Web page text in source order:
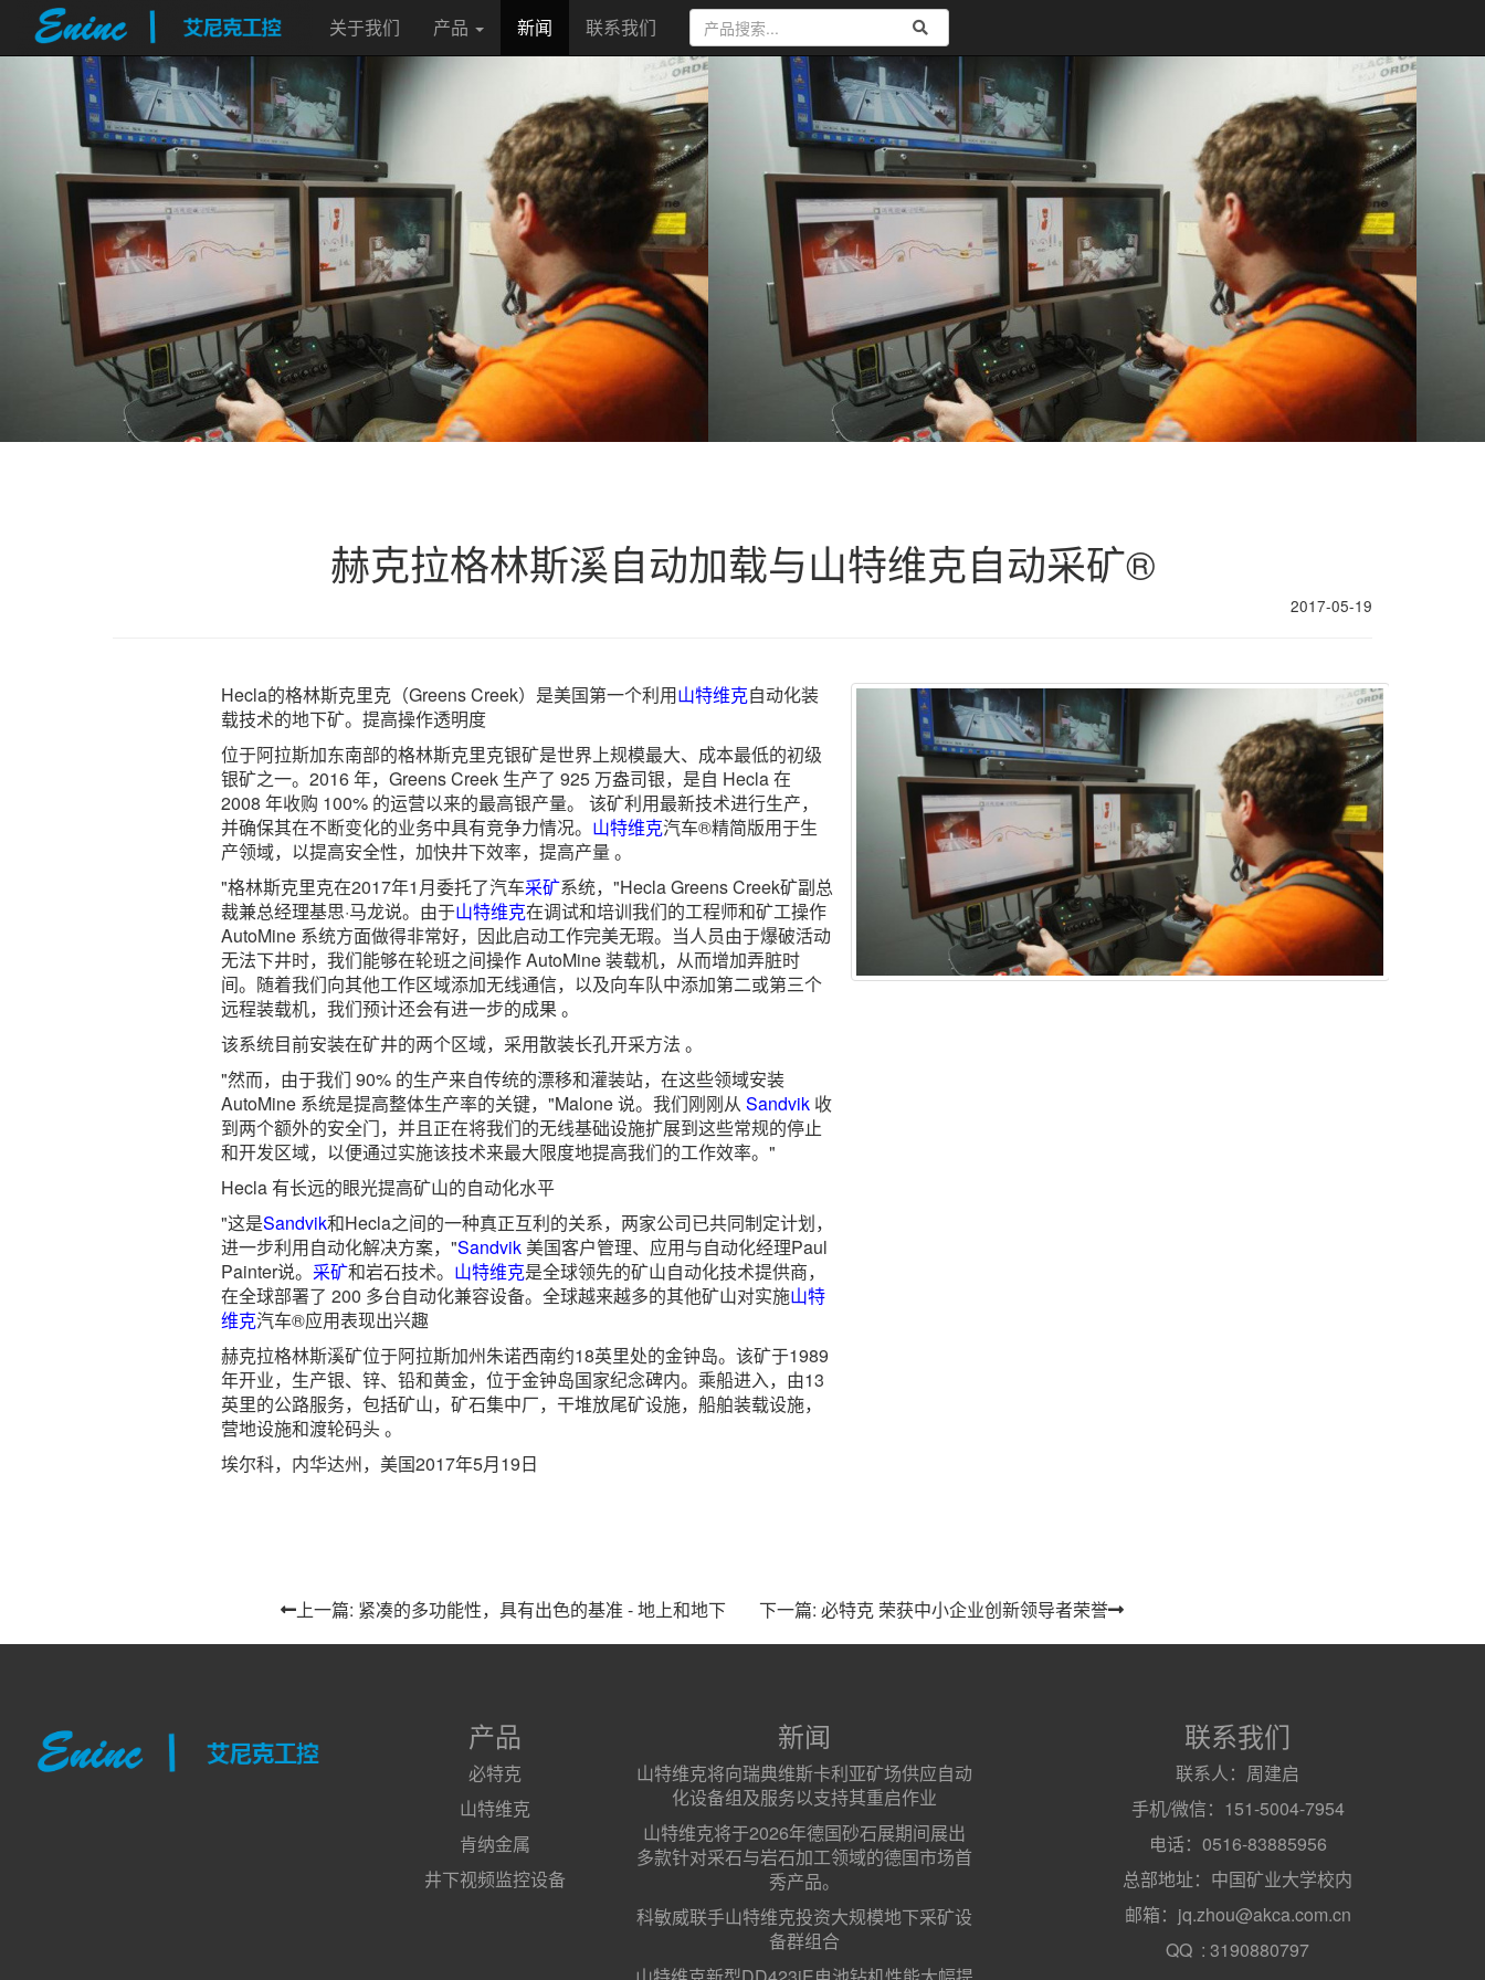
关于我们 产品 新闻 联系我们
赫克拉格林斯溪自动加载与山特维克自动采矿®
2017-05-19
Hecla的格林斯克里克（Greens Creek）是美国第一个利用山特维克自动化装
载技术的地下矿。提高操作透明度
位于阿拉斯加东南部的格林斯克里克银矿是世界上规模最大、成本最低的初级
银矿之一。2016 年，Greens Creek 生产了 925 万盎司银，是自 Hecla 在
2008 年收购 100% 的运营以来的最高银产量。 该矿利用最新技术进行生产，
并确保其在不断变化的业务中具有竞争力情况。 山特维克汽车®精简版用于生
产领域，以提高安全性，加快井下效率，提高产量 。
"格林斯克里克在2017年1月委托了汽车采矿系统，"Hecla Greens Creek矿副总
裁兼总经理基思·马龙说。由于山特维克在调试和培训我们的工程师和矿工操作
AutoMine 系统方面做得非常好，因此启动工作完美无瑕。当人员由于爆破活动
无法下井时，我们能够在轮班之间操作 AutoMine 装载机，从而增加弄脏时
间。随着我们向其他工作区域添加无线通信，以及向车队中添加第二或第三个
远程装载机，我们预计还会有进一步的成果 。
该系统目前安装在矿井的两个区域，采用散装长孔开采方法 。
"然而，由于我们 90% 的生产来自传统的漂移和灌装站，在这些领域安装
AutoMine 系统是提高整体生产率的关键，"Malone 说。我们刚刚从 Sandvik收
到两个额外的安全门，并且正在将我们的无线基础设施扩展到这些常规的停止
和开发区域，以便通过实施该技术来最大限度地提高我们的工作效率。"
Hecla 有长远的眼光提高矿山的自动化水平
"这是Sandvik和Hecla之间的一种真正互利的关系，两家公司已共同制定计划，
进一步利用自动化解决方案，"Sandvik美国客户管理、应用与自动化经理Paul
Painter说。 采矿和岩石技术。 山特维克是全球领先的矿山自动化技术提供商，
在全球部署了 200 多台自动化兼容设备。全球越来越多的其他矿山对实施山特
维克汽车®应用表现出兴趣
赫克拉格林斯溪矿位于阿拉斯加州朱诺西南约18英里处的金钟岛。该矿于1989
年开业，生产银、锌、铅和黄金，位于金钟岛国家纪念碑内。乘船进入，由13
英里的公路服务，包括矿山，矿石集中厂，干堆放尾矿设施，船舶装载设施，
营地设施和渡轮码头 。
埃尔科，内华达州，美国2017年5月19日
上一篇: 紧凑的多功能性，具有出色的基准 - 地上和地下 下一篇: 必特克 荣获中小企业创新领导者荣誉
产品
必特克
山特维克
肯纳金属
井下视频监控设备
新闻
山特维克将向瑞典维斯卡利亚矿场供应自动
化设备组及服务以支持其重启作业
山特维克将于2026年德国砂石展期间展出
多款针对采石与岩石加工领域的德国市场首
秀产品。
科敏威联手山特维克投资大规模地下采矿设
备群组合
联系我们
联系人：周建启
手机/微信：151-5004-7954
电话：0516-83885956
总部地址：中国矿业大学校内
邮箱：jq.zhou@akca.com.cn
QQ : 3190880797